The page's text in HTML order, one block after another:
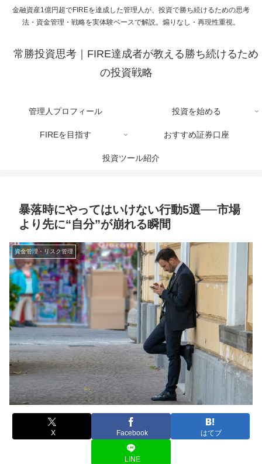
金融資産1億円超でFIREを達成した管理人が、投資で勝ち続けるための思考
法・資金管理・戦略を実体験ベースで解説。煽りなし・再現性重視。
常勝投資思考｜FIRE達成者が教える勝ち続けるため
の投資戦略
管理人プロフィール 投資を始める
FIREを目指す おすすめ証券口座
投資ツール紹介
暴落時にやってはいけない行動5選──市場
より先に“自分”が崩れる瞬間
資金管理・リスク管理
X Facebook はてブ
LINE